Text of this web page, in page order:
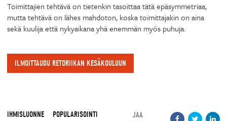
Toimittajien tehtävä on tietenkin tasoittaa tätä epäsymmetriaa,
mutta tehtävä on lähes mahdoton, koska toimittajakin on aina
sekä kuulija että nykyaikana yhä enemmän myös puhuja.
ILMOITTAUDU RETORIIKAN KESÄKOULUUN
IHMISLUONNE
POPULARISOINTI
JAA